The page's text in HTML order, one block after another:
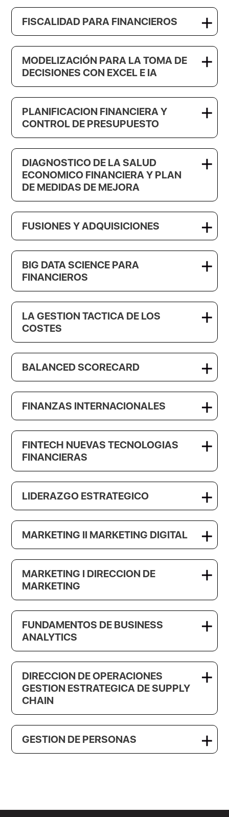
FISCALIDAD PARA FINANCIEROS
MODELIZACIÓN PARA LA TOMA DE
DECISIONES CON EXCEL E IA
PLANIFICACION FINANCIERA Y
CONTROL DE PRESUPUESTO
DIAGNOSTICO DE LA SALUD
ECONOMICO FINANCIERA Y PLAN
DE MEDIDAS DE MEJORA
FUSIONES Y ADQUISICIONES
BIG DATA SCIENCE PARA
FINANCIEROS
LA GESTION TACTICA DE LOS
COSTES
BALANCED SCORECARD
FINANZAS INTERNACIONALES
FINTECH NUEVAS TECNOLOGIAS
FINANCIERAS
LIDERAZGO ESTRATEGICO
MARKETING II MARKETING DIGITAL
MARKETING I DIRECCION DE
MARKETING
FUNDAMENTOS DE BUSINESS
ANALYTICS
DIRECCION DE OPERACIONES
GESTION ESTRATEGICA DE SUPPLY
CHAIN
GESTION DE PERSONAS